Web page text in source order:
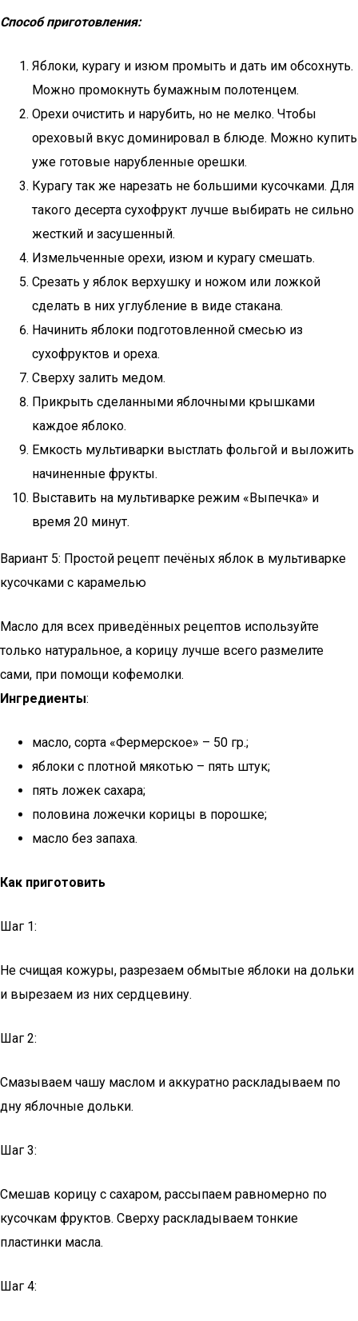
Способ приготовления:
Яблоки, курагу и изюм промыть и дать им обсохнуть.
Можно промокнуть бумажным полотенцем.
Орехи очистить и нарубить, но не мелко. Чтобы
ореховый вкус доминировал в блюде. Можно купить
уже готовые нарубленные орешки.
Курагу так же нарезать не большими кусочками. Для
такого десерта сухофрукт лучше выбирать не сильно
жесткий и засушенный.
Измельченные орехи, изюм и курагу смешать.
Срезать у яблок верхушку и ножом или ложкой
сделать в них углубление в виде стакана.
Начинить яблоки подготовленной смесью из
сухофруктов и ореха.
Сверху залить медом.
Прикрыть сделанными яблочными крышками
каждое яблоко.
Емкость мультиварки выстлать фольгой и выложить
начиненные фрукты.
Выставить на мультиварке режим «Выпечка» и
время 20 минут.
Вариант 5: Простой рецепт печёных яблок в мультиварке
кусочками с карамелью
Масло для всех приведённых рецептов используйте
только натуральное, а корицу лучше всего размелите
сами, при помощи кофемолки.
Ингредиенты:
масло, сорта «Фермерское» – 50 гр.;
яблоки с плотной мякотью – пять штук;
пять ложек сахара;
половина ложечки корицы в порошке;
масло без запаха.
Как приготовить
Шаг 1:
Не счищая кожуры, разрезаем обмытые яблоки на дольки
и вырезаем из них сердцевину.
Шаг 2:
Смазываем чашу маслом и аккуратно раскладываем по
дну яблочные дольки.
Шаг 3:
Смешав корицу с сахаром, рассыпаем равномерно по
кусочкам фруктов. Сверху раскладываем тонкие
пластинки масла.
Шаг 4: